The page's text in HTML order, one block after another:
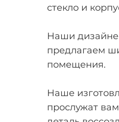
стекло и
Наши
предлагаем
помещения.
Наше
прослужат